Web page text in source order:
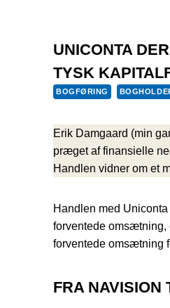
UNICONTA
TYSK
BOGFØRING
Erik Damgaard (min
præget af finansielle
Handlen vidner om et
Handlen med
forventede omsætning,
forventede omsætning
FRA NAVISION